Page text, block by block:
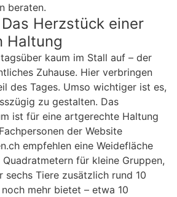
beraten.
Herzstück einer
Haltung
kaum im Stall auf – der
Zuhause. Hier verbringen
des Tages. Umso wichtiger ist es,
zu gestalten. Das
ist für eine artgerechte Haltung
der Website
empfehlen eine Weidefläche
für kleine Gruppen,
sechs Tiere zusätzlich rund 10
mehr bietet – etwa 10